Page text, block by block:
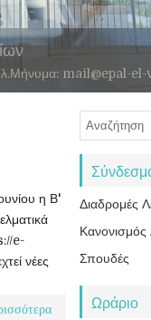
η Β'
e-
νέες
Διαδρομές
Κανονισμός
Σπουδές
Ωράριο